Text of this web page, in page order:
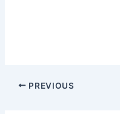
PREVIOUS